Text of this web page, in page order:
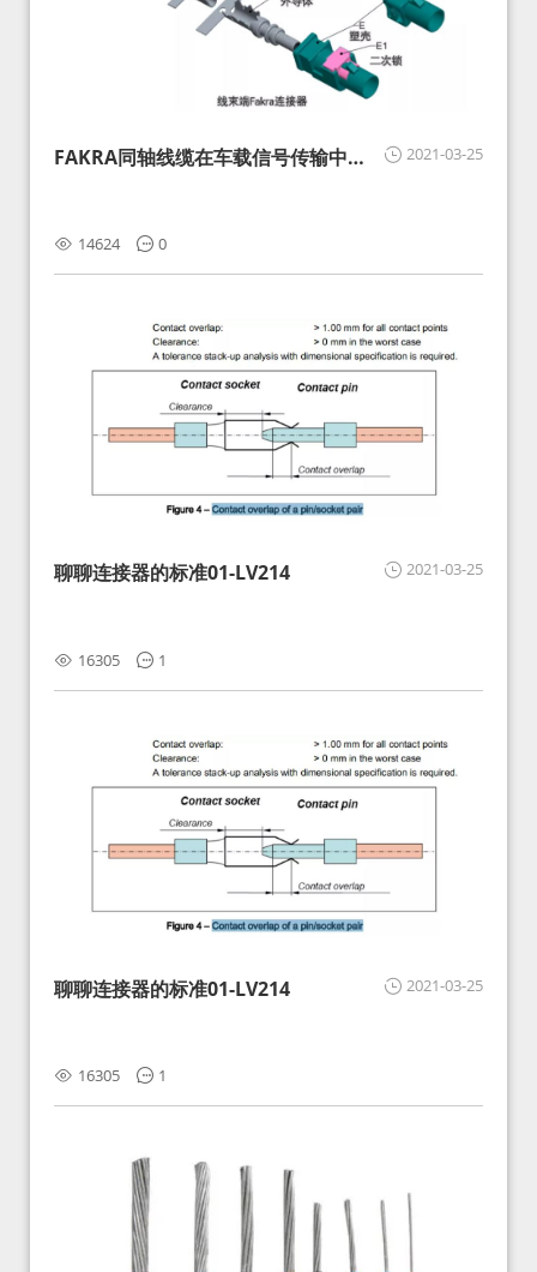
2021-03-25
FAKRA同轴线缆在车载信号传输中的
14624 0
2021-03-25
聊聊连接器的标准01-LV214
16305 1
2021-03-25
聊聊连接器的标准01-LV214
16305 1